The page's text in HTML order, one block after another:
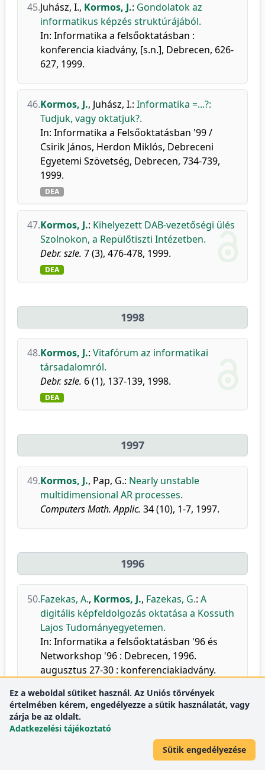
45.Juhász, I., Kormos, J.: Gondolatok az
informatikus képzés struktúrájából.
In: Informatika a felsőoktatásban :
konferencia kiadvány, [s.n.], Debrecen, 626-
627, 1999.
46.Kormos, J., Juhász, I.: Informatika =...?:
Tudjuk, vagy oktatjuk?.
In: Informatika a Felsőoktatásban '99 /
Csirik János, Herdon Miklós, Debreceni
Egyetemi Szövetség, Debrecen, 734-739,
1999.
DEA
47.Kormos, J.: Kihelyezett DAB-vezetőségi ülés
Szolnokon, a Repülőtiszti Intézetben.
Debr. szle. 7 (3), 476-478, 1999.
DEA
1998
48.Kormos, J.: Vitafórum az informatikai
társadalomról.
Debr. szle. 6 (1), 137-139, 1998.
DEA
1997
49.Kormos, J., Pap, G.: Nearly unstable
multidimensional AR processes.
Computers Math. Applic. 34 (10), 1-7, 1997.
1996
50.Fazekas, A., Kormos, J., Fazekas, G.: A
digitális képfeldolgozás oktatása a Kossuth
Lajos Tudományegyetemen.
In: Informatika a felsőoktatásban '96 és
Networkshop '96 : Debrecen, 1996.
augusztus 27-30 : konferenciakiadvány.
Debreceni Universitas, Debrecen, 462-467,
1996.
DEA
Az angliai felsőoktatás
Ez a weboldal sütiket használ. Az Uniós törvények
értelmében kérem, engedélyezze a sütik használatát, vagy
zárja be az oldalt.
Adatkezelési tájékoztató
Sütik engedélyezése